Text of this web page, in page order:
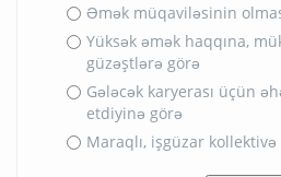
Əmək müqaviləsinin
Yüksək əmək haqqına,
güzəştlərə görə
Gələcək karyerası üçün
etdiyinə görə
Maraqlı, işgüzar kollektivə